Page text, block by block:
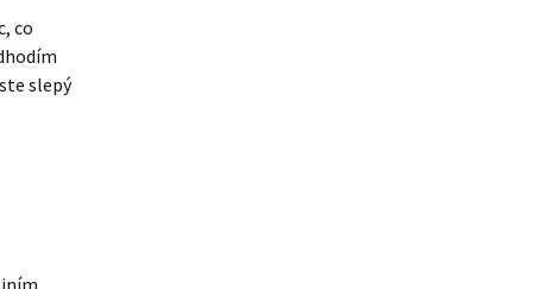
co
slepý